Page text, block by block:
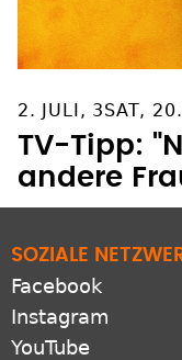
2. JULI, 3SAT,
TV-Tipp:
andere
SOZIALE
Facebook
Instagram
YouTube